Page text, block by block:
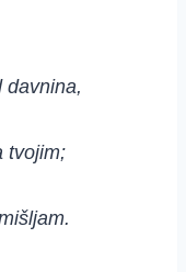
davnina,
tvojim;